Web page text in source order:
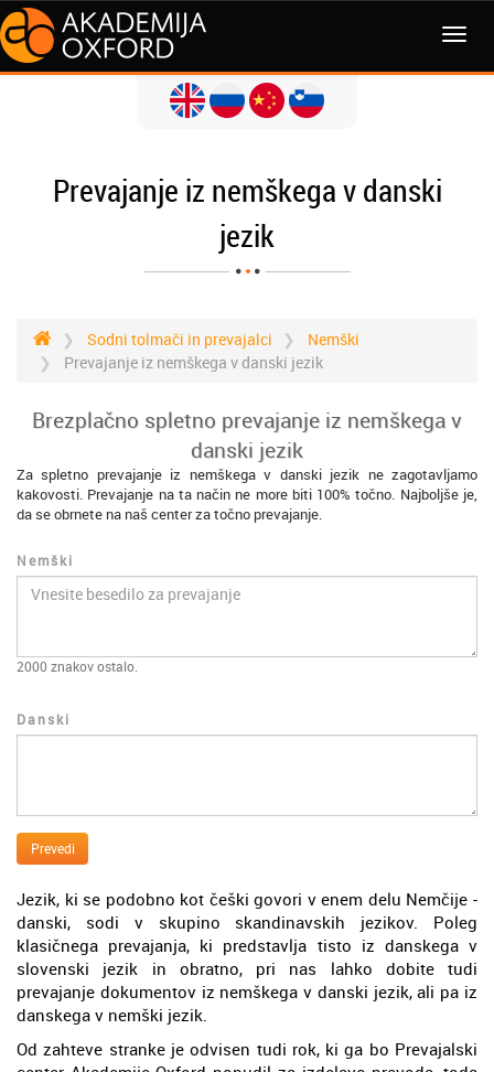
MENI
Prevajanje iz nemškega v danski
jezik
Sodni tolmači in prevajalci
Nemški
Prevajanje iz nemškega v danski jezik
Brezplačno spletno prevajanje iz nemškega v
danski jezik
Za spletno prevajanje iz nemškega v danski jezik ne zagotavljamo
kakovosti. Prevajanje na ta način ne more biti 100% točno. Najboljše je,
da se obrnete na naš center za točno prevajanje.
Nemški
2000 znakov ostalo.
Danski
Prevedi
Jezik, ki se podobno kot češki govori v enem delu Nemčije -
danski, sodi v skupino skandinavskih jezikov. Poleg
klasičnega prevajanja, ki predstavlja tisto iz danskega v
slovenski jezik in obratno, pri nas lahko dobite tudi
prevajanje dokumentov iz nemškega v danski jezik, ali pa iz
danskega v nemški jezik.
Od zahteve stranke je odvisen tudi rok, ki ga bo Prevajalski